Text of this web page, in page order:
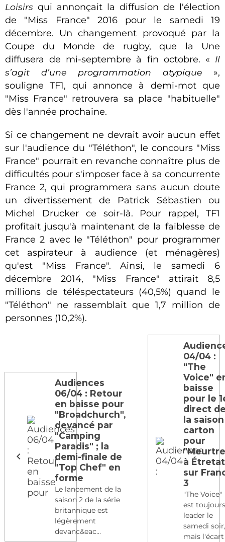
Loisirs qui annonçait la diffusion de l'élection
de "Miss France" 2016 pour le samedi 19
décembre. Un changement provoqué par la
Coupe du Monde de rugby, que la Une
diffusera de mi-septembre à fin octobre. « Il
s’agit d’une programmation atypique
»,
souligne TF1, qui annonce à demi-mot que
"Miss France" retrouvera sa place "habituelle"
dès l'année prochaine.
Si ce changement ne devrait avoir aucun effet
sur l'audience du "Téléthon", le concours "Miss
France" pourrait en revanche connaître plus de
difficultés pour s'imposer face à sa concurrente
France 2, qui programmera sans aucun doute
un divertissement de Patrick Sébastien ou
Michel Drucker ce soir-là. Pour rappel, TF1
profitait jusqu'à maintenant de la faiblesse de
France 2 avec le "Téléthon" pour programmer
cet aspirateur à audience (et ménagères)
qu'est "Miss France". Ainsi, le samedi 6
décembre 2014, "Miss France" attirait 8,5
millions de téléspectateurs (40,5%) quand le
"Téléthon" ne rassemblait que 1,7 million de
personnes (10,2%).
Audiences
06/04 : Retour
en baisse pour
"Broadchurch",
devancé par
"Camping
Paradis" ; la
demi-finale de
"Top Chef" en
forme
Le lancement de la
saison 2 de la série
britannique est
légèrement
devanc&eac...
04/04 :
"The
Voice"
baisse
pour le
direct
la
carton
pour
à
sur
3
"The Voice"
est
leader le
samedi
mais l'écart